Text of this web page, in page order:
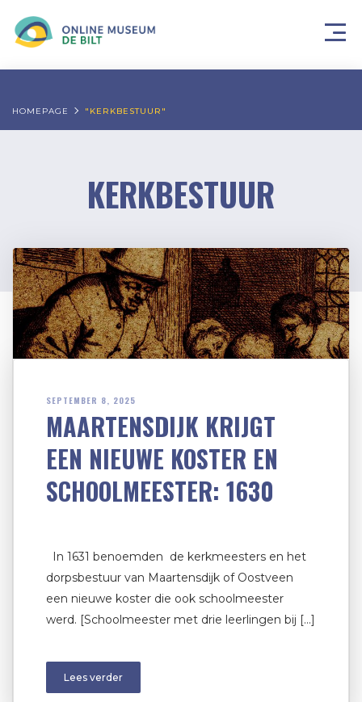
HOMEPAGE "KERKBESTUUR"
KERKBESTUUR
SEPTEMBER 8, 2025
MAARTENSDIJK KRIJGT
EEN NIEUWE KOSTER EN
SCHOOLMEESTER: 1630
In 1631 benoemden de kerkmeesters en het
dorpsbestuur van Maartensdijk of Oostveen
een nieuwe koster die ook schoolmeester
werd. [Schoolmeester met drie leerlingen bij […]
Lees verder